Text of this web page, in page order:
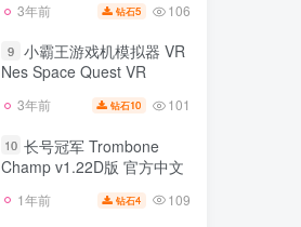
3年前 钻石5 106
9 小霸王游戏机模拟器 VR
Nes Space Quest VR
3年前 钻石10 101
10 长号冠军 Trombone
Champ v1.22D版 官方中文
1年前 钻石4 109
8 In da Hoop 投篮机
3年前 钻石5
9
小霸王游戏机模拟器 VR
3年前 钻石10 101
10
长号冠军 Trombone